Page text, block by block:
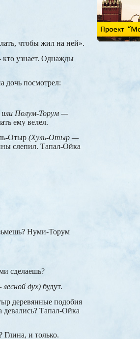
чтобы жил на ней».
узнает. Однажды
дочь посмотрел:
или Полум-Торум —
ему велел.
Отыр (Хуль-Отыр —
слепил. Тапал-Ойка
Нуми-Торум
сделаешь?
дух) будут.
деревянные подобия
Тапал-Ойка
Глина, и только.